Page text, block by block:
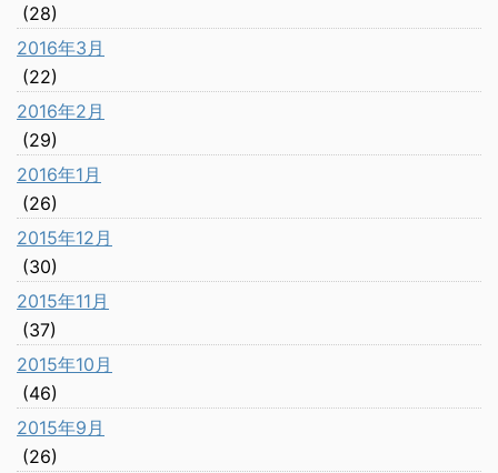
(28)
2016年3月
(22)
2016年2月
(29)
2016年1月
(26)
2015年12月
(30)
2015年11月
(37)
2015年10月
(46)
2015年9月
(26)